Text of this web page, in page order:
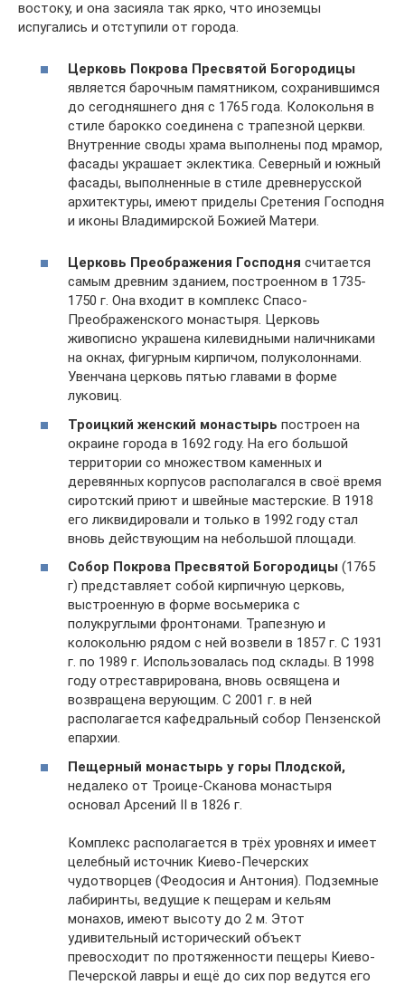
востоку, и она засияла так ярко, что иноземцы
испугались и отступили от города.
Церковь Покрова Пресвятой Богородицы
является барочным памятником, сохранившимся
до сегодняшнего дня с 1765 года. Колокольня в
стиле барокко соединена с трапезной церкви.
Внутренние своды храма выполнены под мрамор,
фасады украшает эклектика. Северный и южный
фасады, выполненные в стиле древнерусской
архитектуры, имеют приделы Сретения Господня
и иконы Владимирской Божией Матери.
Церковь Преображения Господня считается
самым древним зданием, построенном в 1735-
1750 г. Она входит в комплекс Спасо-
Преображенского монастыря. Церковь
живописно украшена килевидными наличниками
на окнах, фигурным кирпичом, полуколоннами.
Увенчана церковь пятью главами в форме
луковиц.
Троицкий женский монастырь построен на
окраине города в 1692 году. На его большой
территории со множеством каменных и
деревянных корпусов располагался в своё время
сиротский приют и швейные мастерские. В 1918
его ликвидировали и только в 1992 году стал
вновь действующим на небольшой площади.
Собор Покрова Пресвятой Богородицы (1765
г) представляет собой кирпичную церковь,
выстроенную в форме восьмерика с
полукруглыми фронтонами. Трапезную и
колокольню рядом с ней возвели в 1857 г. С 1931
г. по 1989 г. Использовалась под склады. В 1998
году отреставрирована, вновь освящена и
возвращена верующим. С 2001 г. в ней
располагается кафедральный собор Пензенской
епархии.
Пещерный монастырь у горы Плодской,
недалеко от Троице-Сканова монастыря
основал Арсений II в 1826 г.
Комплекс располагается в трёх уровнях и имеет
целебный источник Киево-Печерских
чудотворцев (Феодосия и Антония). Подземные
лабиринты, ведущие к пещерам и кельям
монахов, имеют высоту до 2 м. Этот
удивительный исторический объект
превосходит по протяженности пещеры Киево-
Печерской лавры и ещё до сих пор ведутся его